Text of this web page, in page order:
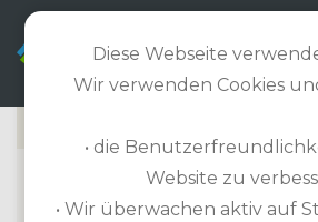
DYE FORE
Diese Webseite
Wir verwenden Cookies
• die
Website zu
• Wir überwachen aktiv auf